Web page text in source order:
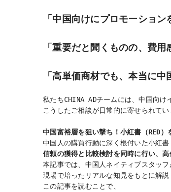
「中国向けにプロモーショ
「重要だと聞くものの、費
「高単価商材でも、本当に中
私たちCHINA ADチームには、中国向け
こうしたご相談が日常的に寄せられてい
中国富裕層を狙い撃ち！小紅書（RED
中国人の購買行動に深く根付いた小紅書
信頼の獲得と比較検討を同時に行い、
本記事では、中国人ネイティブスタッ
現場で培ったリアルな知見をもとに解説
この記事を読むことで、